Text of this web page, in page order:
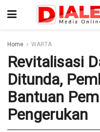
Home WARTA
Revitalisasi
Ditunda,
Bantuan
Pengerukan